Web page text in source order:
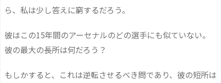
ら、私は少し答えに窮するだろう。
彼はこの15年間のアーセナルのどの選手にも似ていない。
彼の最大の長所は何だろう？
もしかすると、これは逆転させるべき問であり、彼の短所は